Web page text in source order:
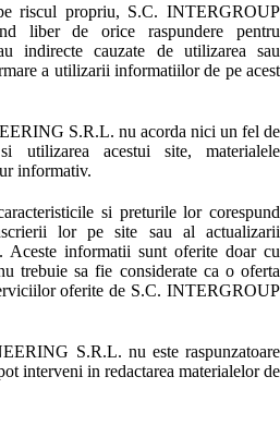
riscul propriu, S.C. INTERGROUP
liber de orice raspundere pentru
indirecte cauzate de utilizarea sau
a utilizarii informatiilor de pe acest
S.R.L. nu acorda nici un fel de
utilizarea acestui site, materialele
informativ.
si preturile lor corespund
lor pe site sau al actualizarii
Aceste informatii sunt oferite doar cu
trebuie sa fie considerate ca o oferta
oferite de S.C. INTERGROUP
S.R.L. nu este raspunzatoare
interveni in redactarea materialelor de